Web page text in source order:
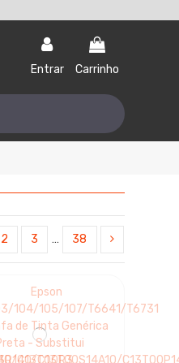
Entrar Carrinho
2 3 … 38